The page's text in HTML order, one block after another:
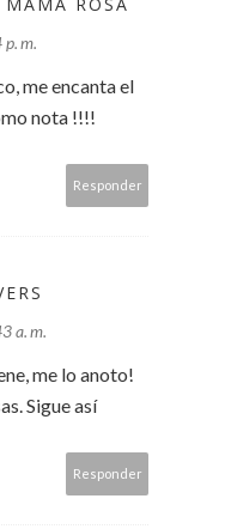
m.
me encanta el
nota !!!!
Responder
a. m.
me lo anoto!
Sigue así
Responder